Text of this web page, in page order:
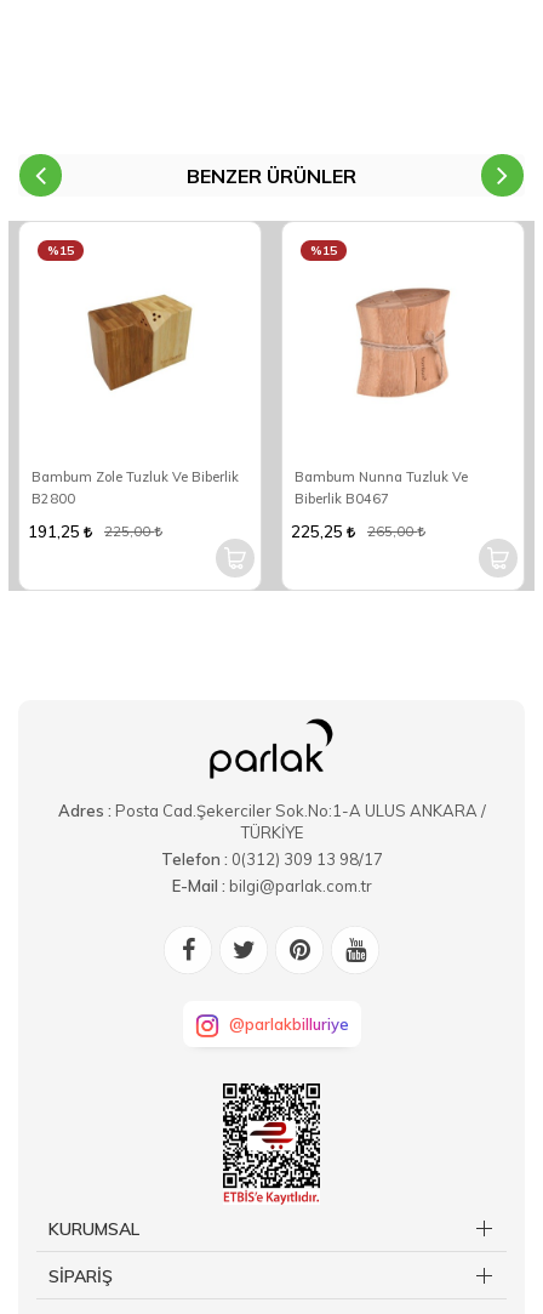
BENZER ÜRÜNLER
Bambum Zole Tuzluk Ve Biberlik
B2800
%15
191,25 225,00
Bambum Nunna Tuzluk Ve
Biberlik B0467
%15
225,25 265,00
Adres : Posta Cad.Şekerciler Sok.No:1-A ULUS ANKARA /
TÜRKİYE
Telefon : 0(312) 309 13 98/17
E-Mail : bilgi@parlak.com.tr
@parlakbilluriye
KURUMSAL
SİPARİŞ